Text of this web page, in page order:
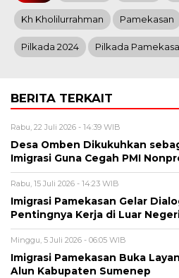
Kh Kholilurrahman Pamekasan
Pilkada 2024 Pilkada
BERITA TERKAIT
Rabu, 22 Juli 2026 - 14:39 WIB
Desa Omben Dikukuhkan
Imigrasi Guna Cegah PMI
Rabu, 15 Juli 2026 - 14:23 WIB
Imigrasi Pamekasan Gelar
Pentingnya Kerja di Luar
Minggu, 5 Juli 2026 - 06:05 WIB
Imigrasi Pamekasan Buka
Alun Kabupaten Sumenep